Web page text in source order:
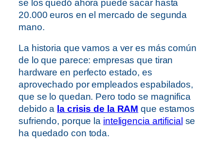
se los quedó ahora puede sacar hasta
20.000 euros en el mercado de segunda
mano.
La historia que vamos a ver es más común
de lo que parece: empresas que tiran
hardware en perfecto estado, es
aprovechado por empleados espabilados,
que se lo quedan. Pero todo se magnifica
debido a la crisis de la RAM que estamos
sufriendo, porque la inteligencia artificial se
ha quedado con toda.